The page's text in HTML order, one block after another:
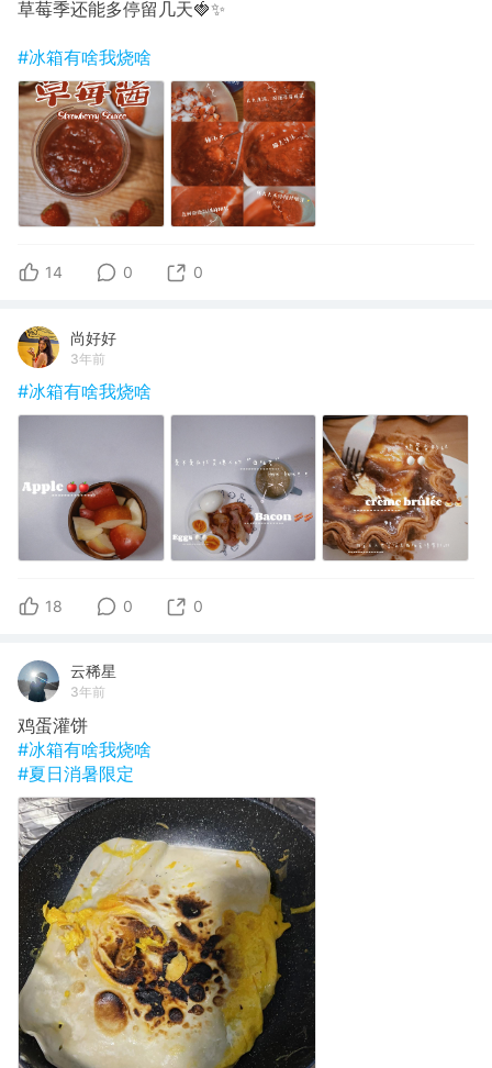
草莓季还能多停留几天🍓✨
#冰箱有啥我烧啥
14 0 0
尚好好
3年前
#冰箱有啥我烧啥
18 0 0
云稀星
3年前
鸡蛋灌饼
#冰箱有啥我烧啥
#夏日消暑限定